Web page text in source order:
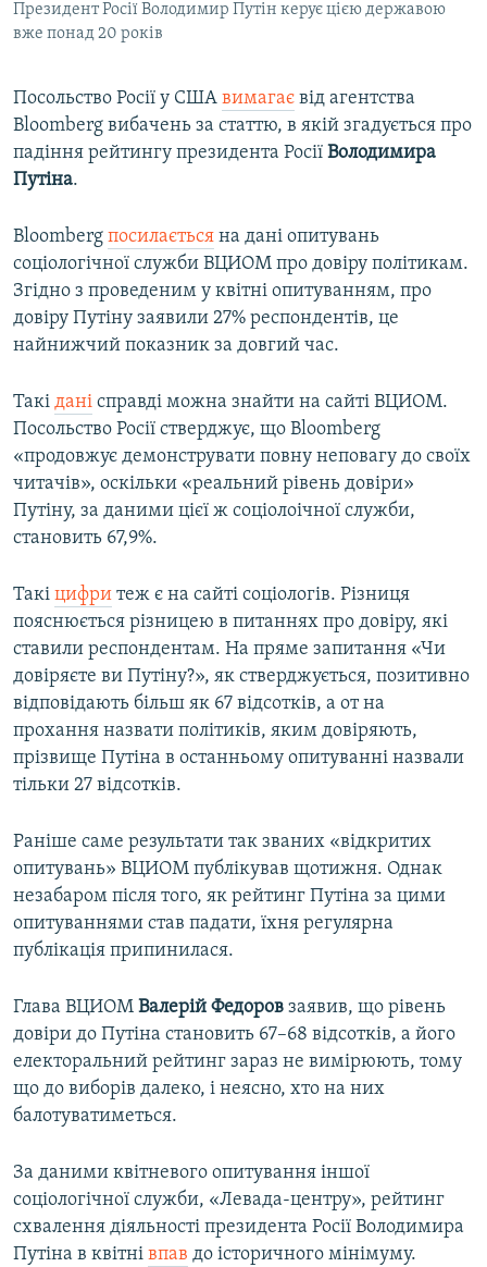
ІНФОГРАФІКА
ДОЛУЧАЙСЯ!
Усі сайти RFE/RL
Президент Росії Володимир Путін керує цією державою
вже понад 20 років
Посольство Росії у США вимагає від агентства
Bloomberg вибачень за статтю, в якій згадується про
падіння рейтингу президента Росії Володимира
Путіна.
Bloomberg посилається на дані опитувань
соціологічної служби ВЦИОМ про довіру політикам.
Згідно з проведеним у квітні опитуванням, про
довіру Путіну заявили 27% респондентів, це
найнижчий показник за довгий час.
Такі дані справді можна знайти на сайті ВЦИОМ.
Посольство Росії стверджує, що Bloomberg
«продовжує демонструвати повну неповагу до своїх
читачів», оскільки «реальний рівень довіри»
Путіну, за даними цієї ж соціолоічної служби,
становить 67,9%.
Такі цифри теж є на сайті соціологів. Різниця
пояснюється різницею в питаннях про довіру, які
ставили респондентам. На пряме запитання «Чи
довіряєте ви Путіну?», як стверджується, позитивно
відповідають більш як 67 відсотків, а от на
прохання назвати політиків, яким довіряють,
прізвище Путіна в останньому опитуванні назвали
тільки 27 відсотків.
Раніше саме результати так званих «відкритих
опитувань» ВЦИОМ публікував щотижня. Однак
незабаром після того, як рейтинг Путіна за цими
опитуваннями став падати, їхня регулярна
публікація припинилася.
Глава ВЦИОМ Валерій Федоров заявив, що рівень
довіри до Путіна становить 67–68 відсотків, а його
електоральний рейтинг зараз не вимірюють, тому
що до виборів далеко, і неясно, хто на них
балотуватиметься.
За даними квітневого опитування іншої
соціологічної служби, «Левада-центру», рейтинг
схвалення діяльності президента Росії Володимира
Путіна в квітні впав до історичного мінімуму.